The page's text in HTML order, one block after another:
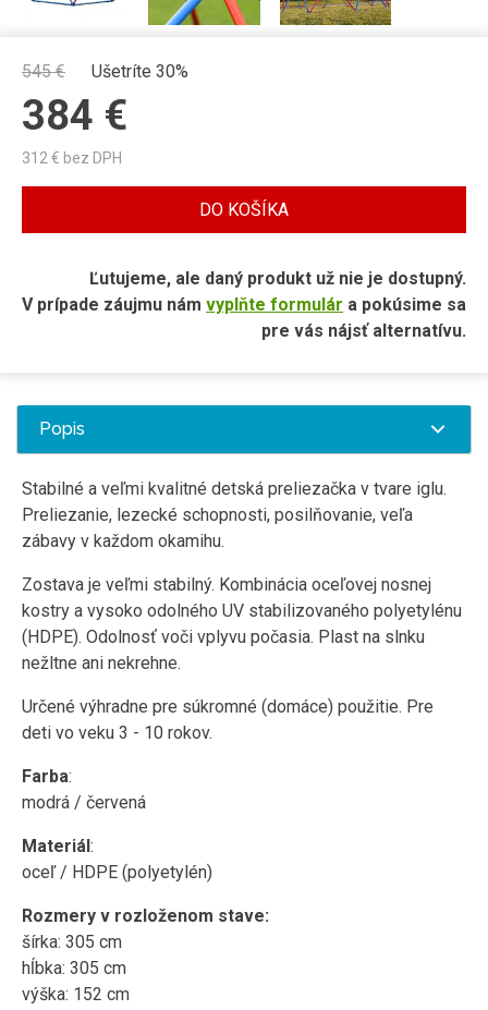
545€ Ušetríte 30%
384 €
312 € bez DPH
DO KOŠÍKA
Ľutujeme, ale daný produkt už nie je dostupný.
V prípade záujmu nám vyplňte formulár a pokúsime sa
pre vás nájsť alternatívu.
Popis
Stabilné a veľmi kvalitné detská preliezačka v tvare iglu.
Preliezanie, lezecké schopnosti, posilňovanie, veľa
zábavy v každom okamihu.
Zostava je veľmi stabilný. Kombinácia oceľovej nosnej
kostry a vysoko odolného UV stabilizovaného polyetylénu
(HDPE). Odolnosť voči vplyvu počasia. Plast na slnku
nežltne ani nekrehne.
Určené výhradne pre súkromné (domáce) použitie. Pre
deti vo veku 3 - 10 rokov.
Farba:
modrá / červená
Materiál:
oceľ / HDPE (polyetylén)
Rozmery v rozloženom stave:
šírka: 305 cm
hĺbka: 305 cm
výška: 152 cm